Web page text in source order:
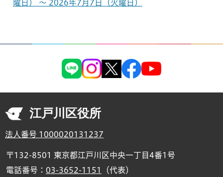
曜日） ～ 2026年7月7日（火曜日）
江戸川区役所
法人番号 1000020131237
〒132-8501 東京都江戸川区中央一丁目4番1号
電話番号： 03-3652-1151 （代表）